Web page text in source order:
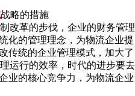
战略的措施
改革的步伐，企业的财务管理
化的管理理念，为物流企业提
传统的企业管理模式，加大了
运行的效率，时代的进步要去
业的核心竞争力，为物流企业